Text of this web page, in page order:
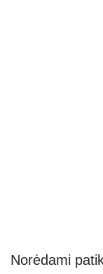
Norėdami